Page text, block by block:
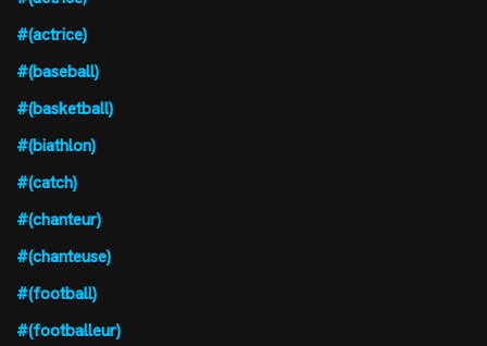
#(actrice)
#(baseball)
#(basketball)
#(biathlon)
#(catch)
#(chanteur)
#(chanteuse)
#(football)
#(footballeur)